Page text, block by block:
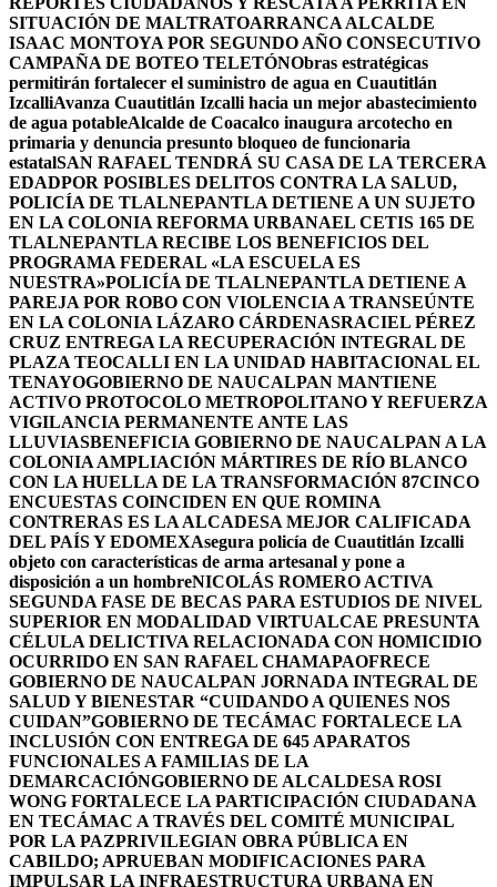
SITUACIÓN DE MALTRATOARRANCA ALCALDE
ISAAC MONTOYA POR SEGUNDO AÑO CONSECUTIVO
CAMPAÑA DE BOTEO TELETÓNObras estratégicas
permitirán fortalecer el suministro de agua en Cuautitlán
IzcalliAvanza Cuautitlán Izcalli hacia un mejor abastecimiento
de agua potableAlcalde de Coacalco inaugura arcotecho en
primaria y denuncia presunto bloqueo de funcionaria
estatalSAN RAFAEL TENDRÁ SU CASA DE LA TERCERA
EDADPOR POSIBLES DELITOS CONTRA LA SALUD,
POLICÍA DE TLALNEPANTLA DETIENE A UN SUJETO
EN LA COLONIA REFORMA URBANAEL CETIS 165 DE
TLALNEPANTLA RECIBE LOS BENEFICIOS DEL
PROGRAMA FEDERAL «LA ESCUELA ES
NUESTRA»POLICÍA DE TLALNEPANTLA DETIENE A
PAREJA POR ROBO CON VIOLENCIA A TRANSEÚNTE
EN LA COLONIA LÁZARO CÁRDENASRACIEL PÉREZ
CRUZ ENTREGA LA RECUPERACIÓN INTEGRAL DE
PLAZA TEOCALLI EN LA UNIDAD HABITACIONAL EL
TENAYOGOBIERNO DE NAUCALPAN MANTIENE
ACTIVO PROTOCOLO METROPOLITANO Y REFUERZA
VIGILANCIA PERMANENTE ANTE LAS
LLUVIASBENEFICIA GOBIERNO DE NAUCALPAN A LA
COLONIA AMPLIACIÓN MÁRTIRES DE RÍO BLANCO
CON LA HUELLA DE LA TRANSFORMACIÓN 87CINCO
ENCUESTAS COINCIDEN EN QUE ROMINA
CONTRERAS ES LA ALCADESA MEJOR CALIFICADA
DEL PAÍS Y EDOMEXAsegura policía de Cuautitlán Izcalli
objeto con características de arma artesanal y pone a
disposición a un hombreNICOLÁS ROMERO ACTIVA
SEGUNDA FASE DE BECAS PARA ESTUDIOS DE NIVEL
SUPERIOR EN MODALIDAD VIRTUALCAE PRESUNTA
CÉLULA DELICTIVA RELACIONADA CON HOMICIDIO
OCURRIDO EN SAN RAFAEL CHAMAPAOFRECE
GOBIERNO DE NAUCALPAN JORNADA INTEGRAL DE
SALUD Y BIENESTAR “CUIDANDO A QUIENES NOS
CUIDAN”GOBIERNO DE TECÁMAC FORTALECE LA
INCLUSIÓN CON ENTREGA DE 645 APARATOS
FUNCIONALES A FAMILIAS DE LA
DEMARCACIÓNGOBIERNO DE ALCALDESA ROSI
WONG FORTALECE LA PARTICIPACIÓN CIUDADANA
EN TECÁMAC A TRAVÉS DEL COMITÉ MUNICIPAL
POR LA PAZPRIVILEGIAN OBRA PÚBLICA EN
CABILDO; APRUEBAN MODIFICACIONES PARA
IMPULSAR LA INFRAESTRUCTURA URBANA EN